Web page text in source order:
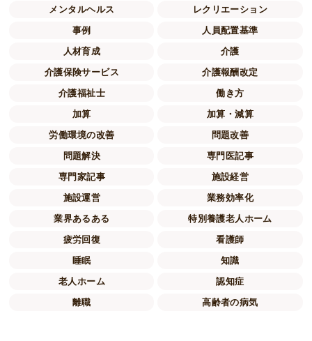
メンタルヘルス
レクリエーション
事例
人員配置基準
人材育成
介護
介護保険サービス
介護報酬改定
介護福祉士
働き方
加算
加算・減算
労働環境の改善
問題改善
問題解決
専門医記事
専門家記事
施設経営
施設運営
業務効率化
業界あるある
特別養護老人ホーム
疲労回復
看護師
睡眠
知識
老人ホーム
認知症
離職
高齢者の病気